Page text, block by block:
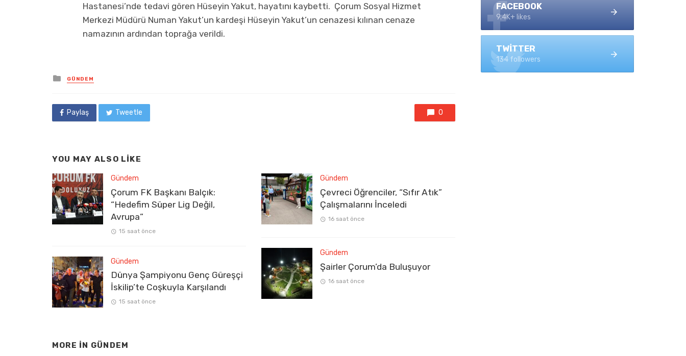
Hastanesi’nde tedavi gören Hüseyin Yakut, hayatını kaybetti. Çorum Sosyal Hizmet
Merkezi Müdürü Numan Yakut’un kardeşi Hüseyin Yakut’un cenazesi kılınan cenaze
namazının ardından toprağa verildi.
Posted
in
GÜNDEM
Paylaş Tweetle 0
YOU MAY ALSO LIKE
Gündem
Çorum FK Başkanı Balçık:
“Hedefim Süper Lig Değil,
Avrupa”
15 saat önce
Gündem
Dünya Şampiyonu Genç Güreşçi
İskilip’te Coşkuyla Karşılandı
15 saat önce
Gündem
Çevreci Öğrenciler, “Sıfır Atık”
Çalışmalarını İnceledi
16 saat önce
Gündem
Şairler Çorum’da Buluşuyor
16 saat önce
MORE IN GÜNDEM
FACEBOOK
9.4K+ likes
TWITTER
134 followers